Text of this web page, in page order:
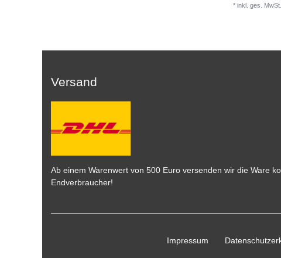
*inkl. ges. MwSt.
Versand
Ab einem Warenwert von 500 Euro versenden wir die Ware
Endverbraucher!
Impressum